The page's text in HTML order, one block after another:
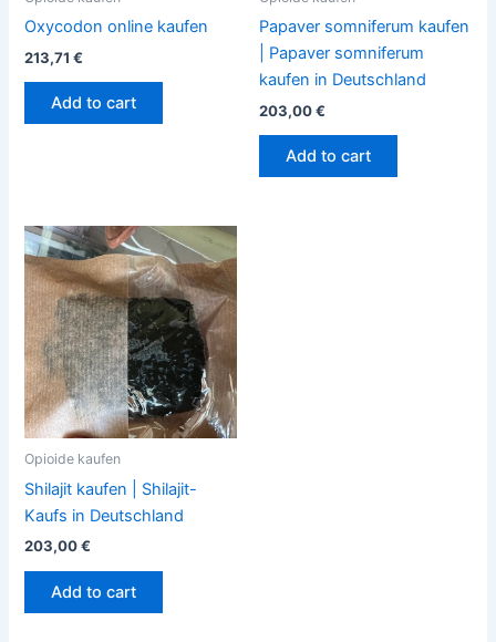
Oxycodon online kaufen
213,71€
Add to cart
Papaver somniferum kaufen
| Papaver somniferum
kaufen in Deutschland
203,00€
Add to cart
Opioide kaufen
Shilajit kaufen | Shilajit-
Kaufs in Deutschland
203,00€
Add to cart